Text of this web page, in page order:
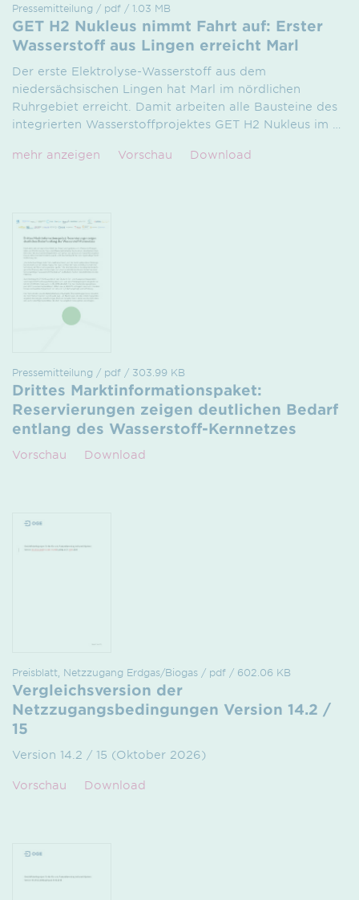
Pressemitteilung / pdf / 1.03 MB
GET H2 Nukleus nimmt Fahrt auf: Erster
Wasserstoff aus Lingen erreicht Marl
Der erste Elektrolyse-Wasserstoff aus dem
niedersächsischen Lingen hat Marl im nördlichen
Ruhrgebiet erreicht. Damit arbeiten alle Bausteine des
integrierten Wasserstoffprojektes GET H2 Nukleus im
mehr anzeigen Vorschau Download
Pressemitteilung / pdf / 303.99 KB
Drittes Marktinformationspaket:
Reservierungen zeigen deutlichen Bedarf
entlang des Wasserstoff-Kernnetzes
Vorschau Download
Preisblatt, Netzzugang Erdgas/Biogas / pdf / 602.06 KB
Vergleichsversion der
Netzzugangsbedingungen Version 14.2 /
15
Version 14.2 / 15 (Oktober 2026)
Vorschau Download